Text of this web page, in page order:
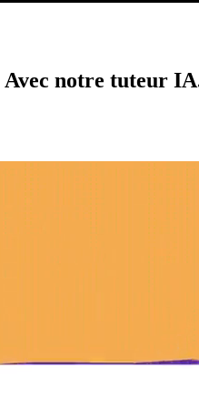
Avec notre tuteur